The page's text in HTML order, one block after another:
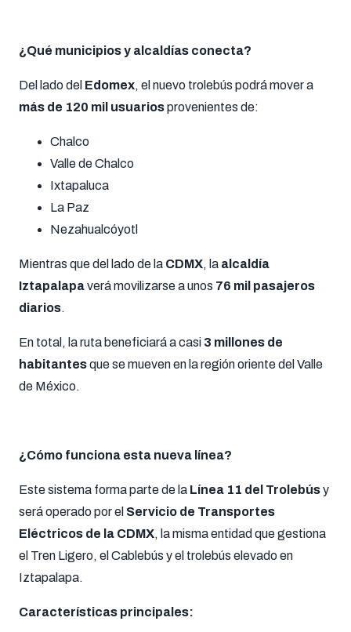
¿Qué municipios y alcaldías conecta?
Del lado del Edomex, el nuevo trolebús podrá mover a
más de 120 mil usuariosprovenientes de:
Chalco
Valle de Chalco
Ixtapaluca
La Paz
Nezahualcóyotl
Mientras que del lado de la CDMX, la alcaldía
Iztapalapaverá movilizarse a unos 76 mil pasajeros
diarios.
En total, la ruta beneficiará a casi 3 millones de
habitantesque se mueven en la región oriente del Valle
de México.
¿Cómo funciona esta nueva línea?
Este sistema forma parte de la Línea 11 del Trolebúsy
será operado por el Servicio de Transportes
Eléctricos de la CDMX, la misma entidad que gestiona
el Tren Ligero, el Cablebús y el trolebús elevado en
Iztapalapa.
Características principales: